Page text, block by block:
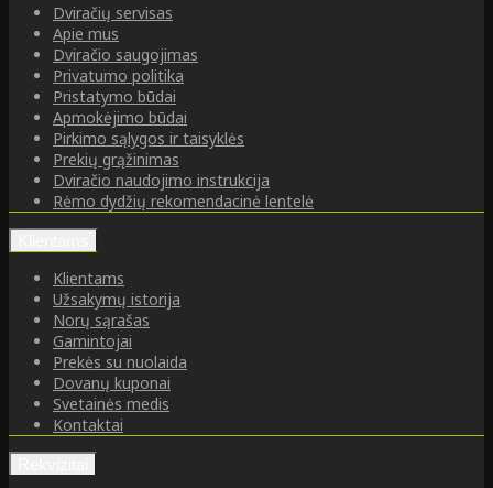
Dviračių servisas
Apie mus
Dviračio saugojimas
Privatumo politika
Pristatymo būdai
Apmokėjimo būdai
Pirkimo sąlygos ir taisyklės
Prekių grąžinimas
Dviračio naudojimo instrukcija
Rėmo dydžių rekomendacinė lentelė
Klientams
Užsakymų istorija
Norų sąrašas
Gamintojai
Prekės su nuolaida
Dovanų kuponai
Svetainės medis
Kontaktai